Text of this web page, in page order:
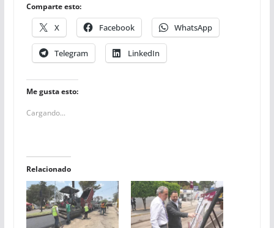
Comparte esto:
X Facebook WhatsApp
Telegram LinkedIn
Me gusta esto:
Cargando...
Relacionado